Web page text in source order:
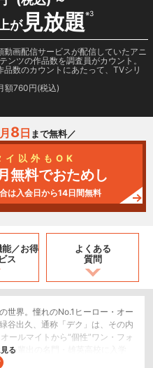
が見放題※3
画配信サービスが配信していたアニ
ンツの作品数を調査員がカウント。
数のカウントにあたって、TVシリ
額760円(税込)
8日 まで無料／
イ以外もOK
無料でおためし
は入会日から14日間無料
／お得
ス
よくある
質問
世界。憧れのNo.1ヒーロー・オー
谷出久、通称「デク」は、その内
ールマイトから“個性”ワン・フォ
ー輩出の名門・雄英高校に入学
ー”になることを目指して、クラ
る